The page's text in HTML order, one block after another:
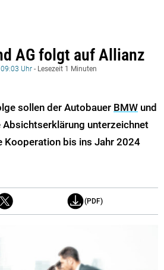
AG folgt auf Allianz
Uhr - Lesezeit 1 Minuten
sollen der Autobauer BMW und
Absichtserklärung unterzeichnet
Kooperation bis ins Jahr 2024
(PDF)